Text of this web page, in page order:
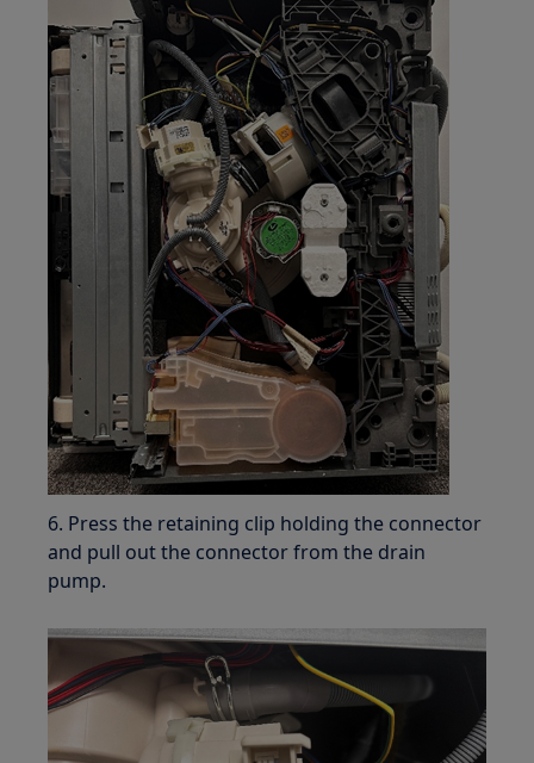
6. Press the retaining clip holding the connector
and pull out the connector from the drain
pump.